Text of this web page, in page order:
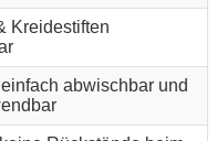
Kreidestiften
abwischbar und